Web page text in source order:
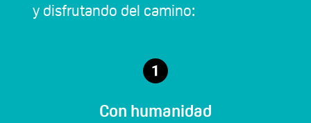
y disfrutando del camino:
Con humanidad